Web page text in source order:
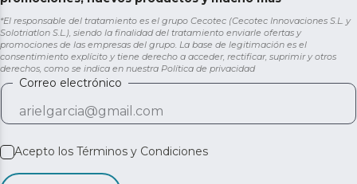
*El responsable del tratamiento es el grupo Cecotec (Cecotec Innovaciones S.L. y
Solotriatlon S.L.), siendo la finalidad del tratamiento enviarle ofertas y
promociones de las empresas del grupo. La base de legitimación es el
consentimiento explícito y tiene derecho a acceder, rectificar, suprimir y otros
derechos, como se indica en nuestra Política de privacidad
Correo electrónico
Acepto los Términos y Condiciones